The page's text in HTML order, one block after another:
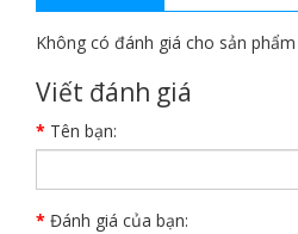
Không có đánh giá cho sản phẩm
Viết đánh giá
Tên bạn:
Đánh giá của bạn: